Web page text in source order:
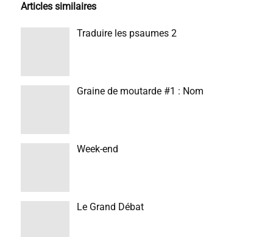
Articles similaires
Traduire les psaumes 2
Graine de moutarde #1 : Nom
Week-end
Le Grand Débat